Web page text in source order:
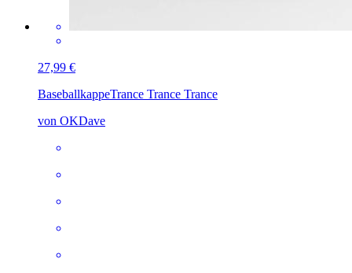
27,99 €
BaseballkappeTrance Trance Trance
von OKDave